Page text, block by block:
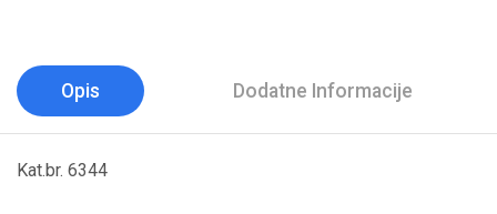
Opis Dodatne Informacije
Kat.br. 6344